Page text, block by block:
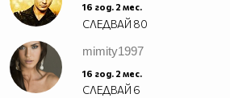
16 год. 2 мес.
СЛЕДВАЙ 80
mimity1997
16 год. 2 мес.
СЛЕДВАЙ 6